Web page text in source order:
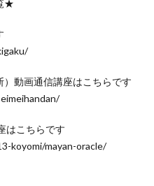
★
動画通信講座はこちらです
はこちらです
koyomi/mayan-oracle/